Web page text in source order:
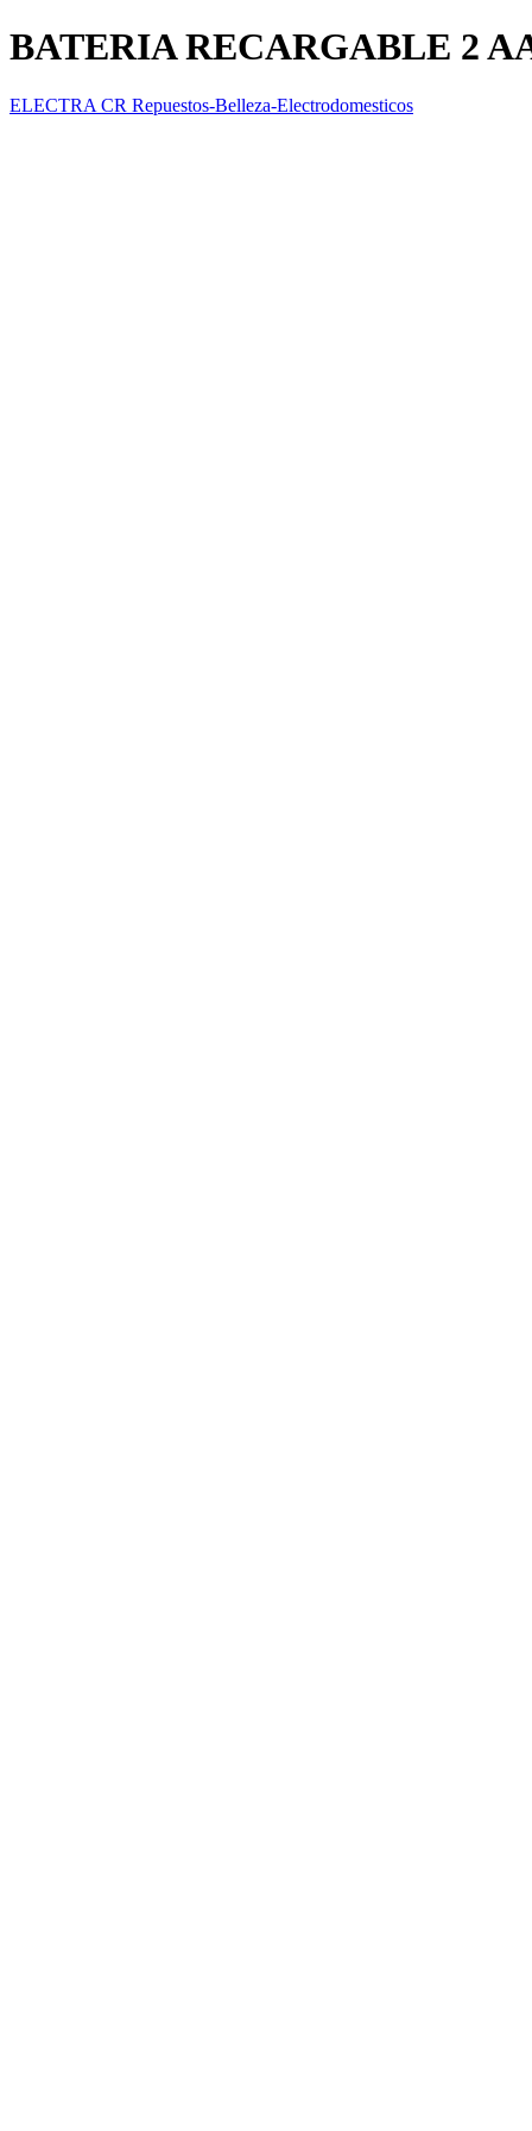
BATERIA RECARGABLE 2
ELECTRA CR Repuestos-Belleza-Electrodomesticos